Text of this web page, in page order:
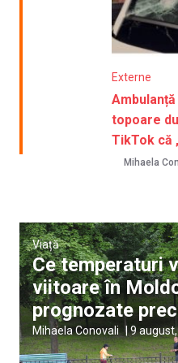
Externe
topoare
TikTok că
Mihaela
Viață
Ce temperaturi
viitoare în
prognozate
Mihaela Conovali | 9